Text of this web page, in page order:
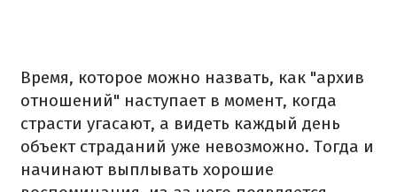
Время, которое можно назвать, как "архив
отношений" наступает в момент, когда
страсти угасают, а видеть каждый день
объект страданий уже невозможно. Тогда и
начинают выплывать хорошие